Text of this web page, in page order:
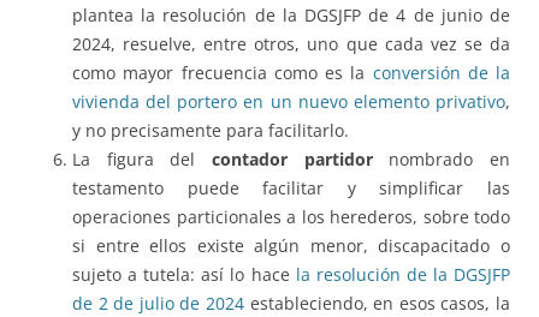
plantea la resolución de la DGSJFP de 4 de junio de
2024, resuelve, entre otros, uno que cada vez se da
como mayor frecuencia como es la conversión de la
vivienda del portero en un nuevo elemento privativo,
y no precisamente para facilitarlo.
La figura del contador partidor nombrado en
testamento puede facilitar y simplificar las
operaciones particionales a los herederos, sobre todo
si entre ellos existe algún menor, discapacitado o
sujeto a tutela: así lo hace la resolución de la DGSJFP
de 2 de julio de 2024 estableciendo, en esos casos, la